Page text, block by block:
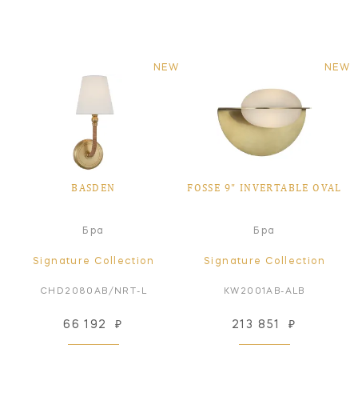
NEW
BASDEN
Бра
Signature Collection
CHD2080AB/NRT-L
66 192 ₽
NEW
FOSSE 9" INVERTABLE OVAL
Бра
Signature Collection
KW2001AB-ALB
213 851 ₽